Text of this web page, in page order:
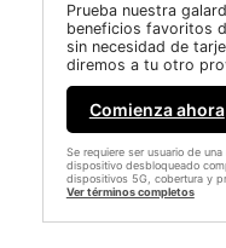
Prueba nuestra
beneficios favoritos
sin necesidad de
diremos a tu otro
Comienza ahora
Se requiere ser usuario de
dispositivo desbloqueado
dispositivos 5G, cobertura y
Ver términos completos